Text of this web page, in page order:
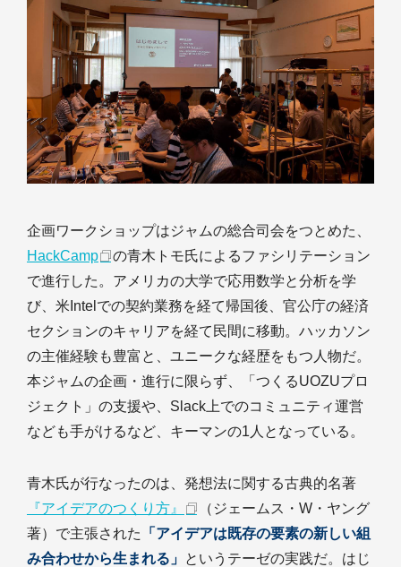
企画ワークショップはジャムの総合司会をつとめた、
HackCamp
の青木トモ氏によるファシリテーション
で進行した。アメリカの大学で応用数学と分析を学
び、米Intelでの契約業務を経て帰国後、官公庁の経済
セクションのキャリアを経て民間に移動。ハッカソン
の主催経験も豊富と、ユニークな経歴をもつ人物だ。
本ジャムの企画・進行に限らず、「つくるUOZUプロ
ジェクト」の支援や、Slack上でのコミュニティ運営
なども手がけるなど、キーマンの1人となっている。
青木氏が行なったのは、発想法に関する古典的名著
『アイデアのつくり方』
（ジェームス・W・ヤング
著）で主張された
「アイデアは既存の要素の新しい組
み合わせから生まれる」 というテーゼの実践だ。はじ